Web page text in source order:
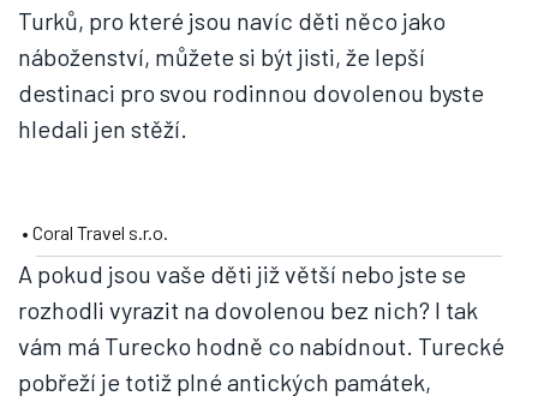
Turků, pro které jsou navíc děti něco jako
náboženství, můžete si být jisti, že lepší
destinaci pro svou rodinnou dovolenou byste
hledali jen stěží.
• Coral Travel s.r.o.
A pokud jsou vaše děti již větší nebo jste se
rozhodli vyrazit na dovolenou bez nich? I tak
vám má Turecko hodně co nabídnout. Turecké
pobřeží je totiž plné antických památek,